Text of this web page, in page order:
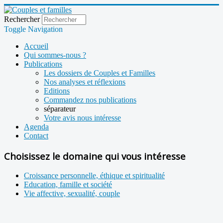
Rechercher
Toggle Navigation
Accueil
Qui sommes-nous ?
Publications
Les dossiers de Couples et Familles
Nos analyses et réflexions
Editions
Commandez nos publications
séparateur
Votre avis nous intéresse
Agenda
Contact
Choisissez le domaine qui vous intéresse
Croissance personnelle, éthique et spiritualité
Education, famille et société
Vie affective, sexualité, couple